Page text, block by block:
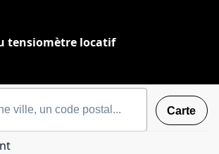
tensiomètre locatif
Carte